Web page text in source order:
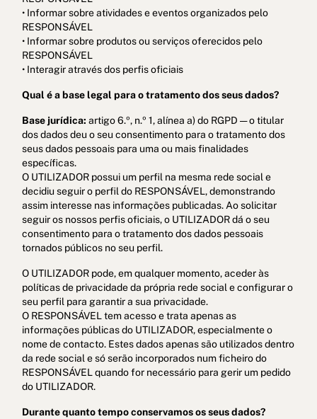
• Informar sobre atividades e eventos organizados pelo
RESPONSÁVEL
• Informar sobre produtos ou serviços oferecidos pelo
RESPONSÁVEL
• Interagir através dos perfis oficiais
Qual é a base legal para o tratamento dos seus dados?
Base jurídica: artigo 6.º, n.º 1, alínea a) do RGPD — o titular
dos dados deu o seu consentimento para o tratamento dos
seus dados pessoais para uma ou mais finalidades
específicas.
O UTILIZADOR possui um perfil na mesma rede social e
decidiu seguir o perfil do RESPONSÁVEL, demonstrando
assim interesse nas informações publicadas. Ao solicitar
seguir os nossos perfis oficiais, o UTILIZADOR dá o seu
consentimento para o tratamento dos dados pessoais
tornados públicos no seu perfil.
O UTILIZADOR pode, em qualquer momento, aceder às
políticas de privacidade da própria rede social e configurar o
seu perfil para garantir a sua privacidade.
O RESPONSÁVEL tem acesso e trata apenas as
informações públicas do UTILIZADOR, especialmente o
nome de contacto. Estes dados apenas são utilizados dentro
da rede social e só serão incorporados num ficheiro do
RESPONSÁVEL quando for necessário para gerir um pedido
do UTILIZADOR.
Durante quanto tempo conservamos os seus dados?